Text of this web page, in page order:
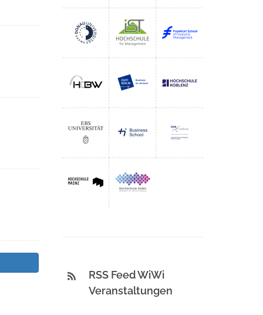
RSS Feed WiWi
Veranstaltungen